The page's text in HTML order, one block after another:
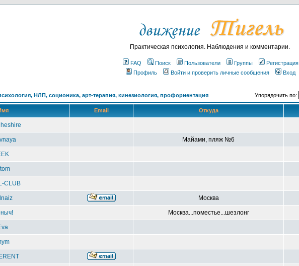
Практическая психология. Наблюдения и комментарии.
FAQ Поиск Пользователи Группы
Регистрация
Профиль
Войти и проверить личные сообщения Вход
НЛП, соционика, арт-терапия, кинезиология, профориентация Упорядочить по:
Email Откуда
Майами, пляж №6
CLUB
Москва
Москва...поместье...шезлонг